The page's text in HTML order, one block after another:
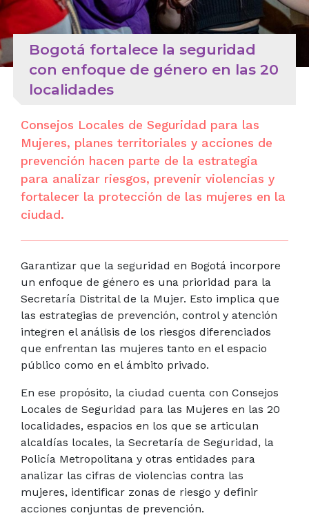
Bogotá fortalece la seguridad
con enfoque de género en las 20
localidades
Consejos Locales de Seguridad para las
Mujeres, planes territoriales y acciones de
prevención hacen parte de la estrategia
para analizar riesgos, prevenir violencias y
fortalecer la protección de las mujeres en la
ciudad.
Garantizar que la seguridad en Bogotá incorpore
un enfoque de género es una prioridad para la
Secretaría Distrital de la Mujer. Esto implica que
las estrategias de prevención, control y atención
integren el análisis de los riesgos diferenciados
que enfrentan las mujeres tanto en el espacio
público como en el ámbito privado.
En ese propósito, la ciudad cuenta con Consejos
Locales de Seguridad para las Mujeres en las 20
localidades, espacios en los que se articulan
alcaldías locales, la Secretaría de Seguridad, la
Policía Metropolitana y otras entidades para
analizar las cifras de violencias contra las
mujeres, identificar zonas de riesgo y definir
acciones conjuntas de prevención.